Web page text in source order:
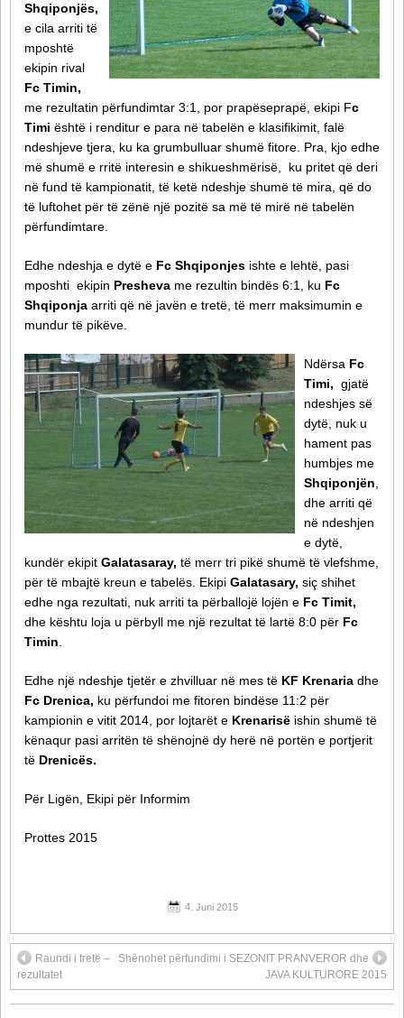
Shqiponjës,
e cila arriti të
mposhtë
ekipin rival
Fc Timin,
me rezultatin përfundimtar 3:1, por prapëseprapë, ekipi Fc
Timi është i renditur e para në tabelën e klasifikimit, falë
ndeshjeve tjera, ku ka grumbulluar shumë fitore. Pra, kjo edhe
më shumë e rritë interesin e shikueshmërisë, ku pritet që deri
në fund të kampionatit, të ketë ndeshje shumë të mira, që do
të luftohet për të zënë një pozitë sa më të mirë në tabelën
përfundimtare.
Edhe ndeshja e dytë e Fc Shqiponjes ishte e lehtë, pasi
mposhti ekipin Presheva me rezultin bindës 6:1, ku Fc
Shqiponja arriti që në javën e tretë, të merr maksimumin e
mundur të pikëve.
Ndërsa Fc
Timi, gjatë
ndeshjes së
dytë, nuk u
hament pas
humbjes me
Shqiponjën
dhe arriti që
në ndeshjen
e dytë,
kundër ekipit Galatasaray, të merr tri pikë shumë të vlefshme,
për të mbajtë kreun e tabelës. Ekipi Galatasary, siç shihet
edhe nga rezultati, nuk arriti ta përballojë lojën e Fc Timit,
dhe kështu loja u përbyll me një rezultat të lartë 8:0 për Fc
Timin
Edhe një ndeshje tjetër e zhvilluar në mes të KF Krenaria dhe
Fc Drenica, ku përfundoi me fitoren bindëse 11:2 për
kampionin e vitit 2014, por lojtarët e Krenarisë ishin shumë të
kënaqur pasi arritën të shënojnë dy herë në portën e portjerit
të Drenicës.
Për Ligën, Ekipi për Informim
Prottes 2015
4. Juni 2015
Raundi i tretë –
rezultatet
Shënohet përfundimi i SEZONIT PRANVEROR dhe
JAVA KULTURORE 2015